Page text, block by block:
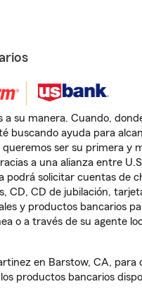
a su manera. Cuando,
buscando ayuda para
ser su primera y
a una alianza entre
podrá solicitar cuentas de
CD, CD de jubilación,
y productos bancarios
o a través de su agente
en Barstow, CA, para
productos bancarios